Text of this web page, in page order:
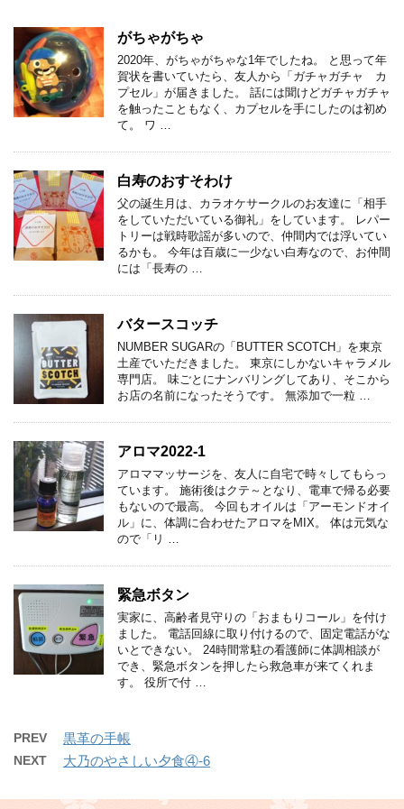
がちゃがちゃ
2020年、がちゃがちゃな1年でしたね。 と思って年
賀状を書いていたら、友人から「ガチャガチャ カ
プセル」が届きました。 話には聞けどガチャガチャ
を触ったこともなく、カプセルを手にしたのは初め
て。 ワ …
白寿のおすそわけ
父の誕生月は、カラオケサークルのお友達に「相手
をしていただいている御礼」をしています。 レパー
トリーは戦時歌謡が多いので、仲間内では浮いてい
るかも。 今年は百歳に一少ない白寿なので、お仲間
には「長寿の …
バタースコッチ
NUMBER SUGARの「BUTTER SCOTCH」を東京
土産でいただきました。 東京にしかないキャラメル
専門店。 味ごとにナンバリングしてあり、そこから
お店の名前になったそうです。 無添加で一粒 …
アロマ2022-1
アロママッサージを、友人に自宅で時々してもらっ
ています。 施術後はクテ～となり、電車で帰る必要
もないので最高。 今回もオイルは「アーモンドオイ
ル」に、体調に合わせたアロマをMIX。 体は元気な
ので「リ …
緊急ボタン
実家に、高齢者見守りの「おまもりコール」を付け
ました。 電話回線に取り付けるので、固定電話がな
いとできない。 24時間常駐の看護師に体調相談が
でき、緊急ボタンを押したら救急車が来てくれま
す。 役所で付 …
PREV 黒革の手帳
NEXT 大乃のやさしい夕食④-6